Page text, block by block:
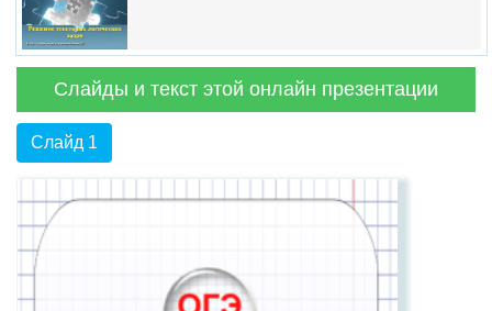
Слайды и текст этой онлайн презентации
Слайд 1